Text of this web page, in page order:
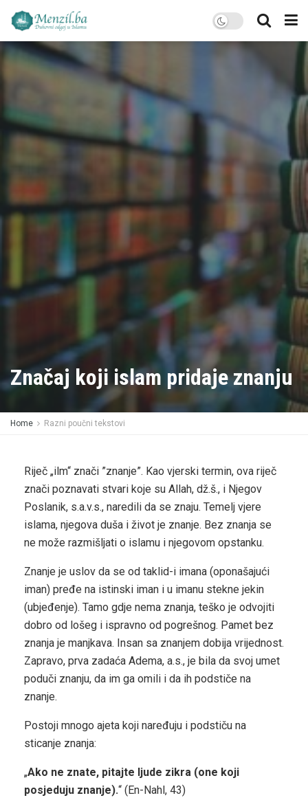
Značaj koji islam pridaje znanju
Home Razni poučni tekstovi
Riječ „ilm“ znači ”znanje”. Kao vjerski termin, ova riječ
znači poznavati stvari koje su Allah, dž.š., i Njegov
Poslanik, s.a.v.s., naredili da se znaju. Temelj vjere
islama, njegova duša i život je znanje. Bez znanja se
ne može razmišljati o islamu i njegovom opstanku.
Znanje je uslov da se od taklid-i imana (oponašajući
iman) pređe na istinski iman i u imanu stekne jekin
(ubjeđenje). Tamo gdje nema znanja, teško je odvojiti
dobro od lošeg i ispravno od pogrešnog. Pamet bez
znanja je manjkava. Insan sa znanjem dobija vrijednost.
Zapravo, prva zadaća Adema, a.s., je bila da svoj umet
poduči znanju, da im ga omili i da ih podstiče na
znanje.
Postoji mnogo ajeta koji naređuju i podstiču na
sticanje znanja:
„Ako ne znate, pitajte ljude zikra (one koji
posjeduju znanje).“ (En-Nahl, 43)